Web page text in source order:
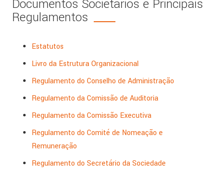
Documentos Societários e Principais
Regulamentos
Estatutos
Livro da Estrutura Organizacional
Regulamento do Conselho de Administração
Regulamento da Comissão de Auditoria
Regulamento da Comissão Executiva
Regulamento do Comité de Nomeação e
Remuneração
Regulamento do Secretário da Sociedade